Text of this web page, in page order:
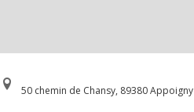
50 chemin de Chansy, 89380 Appoigny